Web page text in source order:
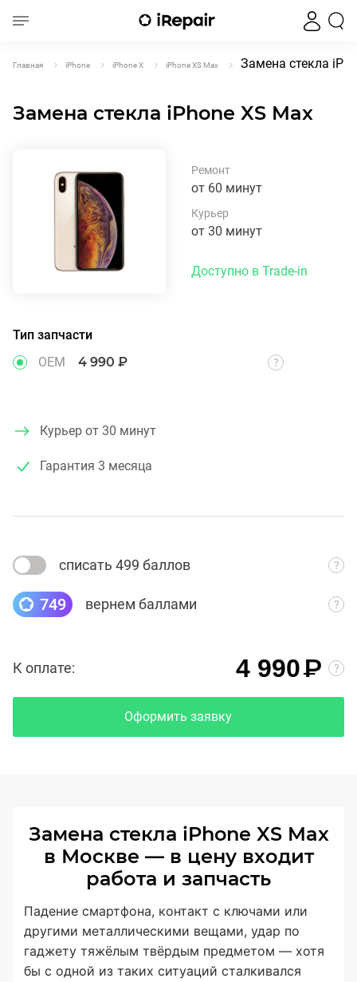
Главная iPhone iPhone X iPhone XS Max Замена стекла
Замена стекла iPhone XS Max
Ремонт
от 60 минут
Курьер
от 30 минут
Доступно в Trade-in
Тип запчасти
OEM
4 990 ₽
Курьер от 30 минут
Гарантия 3 месяца
списать 499 баллов
749 вернем баллами
К оплате: 4 990₽
Оформить заявку
Замена стекла iPhone XS Max
в Москве — в цену входит
работа и запчасть
Падение смартфона, контакт с ключами или
другими металлическими вещами, удар по
гаджету тяжёлым твёрдым предметом — хотя
бы с одной из таких ситуаций сталкивался